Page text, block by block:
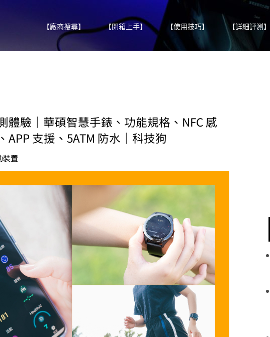
【廠商搜尋】 【開箱上手】 【使用技巧】 【詳細評測】
體驗｜華碩智慧手錶、功能規格、NFC 感
支援、5ATM 防水｜科技狗
裝置